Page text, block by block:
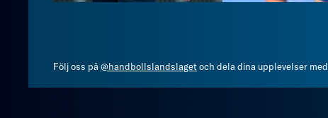
Följ oss på @handbollslandslagetoch dela dina upplevelser med